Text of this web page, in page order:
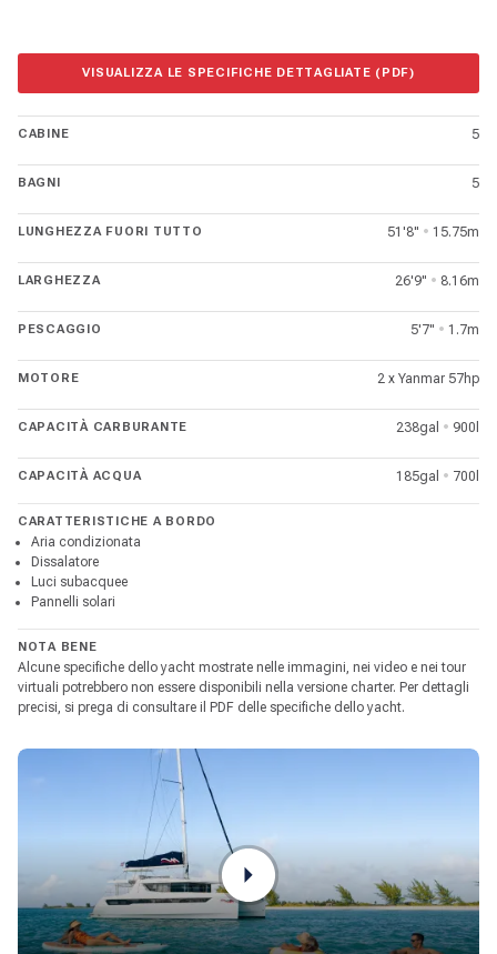
VISUALIZZA LE SPECIFICHE DETTAGLIATE (PDF)
CABINE 5
BAGNI 5
LUNGHEZZA FUORI TUTTO 51'8" • 15.75m
LARGHEZZA 26'9" • 8.16m
PESCAGGIO 5'7" • 1.7m
MOTORE 2 x Yanmar 57hp
CAPACITÀ CARBURANTE 238gal • 900l
CAPACITÀ ACQUA 185gal • 700l
CARATTERISTICHE A BORDO
Aria condizionata
Dissalatore
Luci subacquee
Pannelli solari
NOTA BENE
Alcune specifiche dello yacht mostrate nelle immagini, nei video e nei tour
virtuali potrebbero non essere disponibili nella versione charter. Per dettagli
precisi, si prega di consultare il PDF delle specifiche dello yacht.